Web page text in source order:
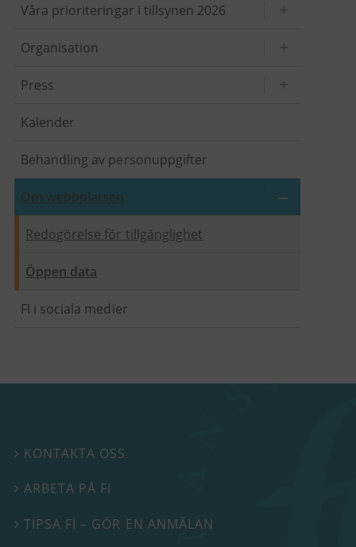
Våra prioriteringar i tillsynen 2026
Organisation
Press
Kalender
Behandling av personuppgifter
Om webbplatsen
Redogörelse för tillgänglighet
Öppen data
FI i sociala medier
 KONTAKTA OSS
 ARBETA PÅ FI
TIPSA FI – GÖR EN ANMÄLAN